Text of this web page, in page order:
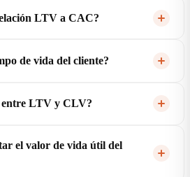
LTV a CAC?
de vida del cliente?
entre LTV y CLV?
el valor de vida útil del